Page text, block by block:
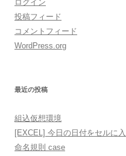
ログイン
投稿フィード
コメントフィード
WordPress.org
最近の投稿
組込仮想環境
[EXCEL] 今日の日付をセルに
命名規則 case